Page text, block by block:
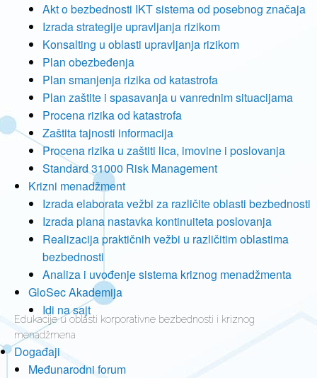
Akt o bezbednosti IKT sistema od posebnog značaja
Izrada strategije upravljanja rizikom
Konsalting u oblasti upravljanja rizikom
Plan obezbeđenja
Plan smanjenja rizika od katastrofa
Plan zaštite i spasavanja u vanrednim situacijama
Procena rizika od katastrofa
Zaštita tajnosti informacija
Procena rizika u zaštiti lica, imovine i poslovanja
Standard 31000 Risk Management
Krizni menadžment
Izrada elaborata vežbi za različite oblasti bezbednosti
Izrada plana nastavka kontinuiteta poslovanja
Realizacija praktičnih vežbi u različitim oblastima
bezbednosti
Analiza i uvođenje sistema kriznog menadžmenta
GloSec Akademija
Idi na sajt
Edukacije u oblasti korporativne bezbednosti i kriznog
menadžmena
Događaji
Međunarodni forum